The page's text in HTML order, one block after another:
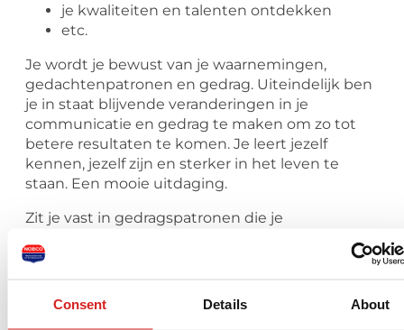
Consent Details About
je kwaliteiten en talenten ontdekken
etc.
Je wordt je bewust van je waarnemingen,
gedachtenpatronen en gedrag. Uiteindelijk ben
je in staat blijvende veranderingen in je
communicatie en gedrag te maken om zo tot
betere resultaten te komen. Je leert jezelf
kennen, jezelf zijn en sterker in het leven te
staan. Een mooie uitdaging.
Zit je vast in gedragspatronen die je
Lukt het je niet om je doelen te bereiken? Of
Ben je uit balans? Heb je moeite met grenzen